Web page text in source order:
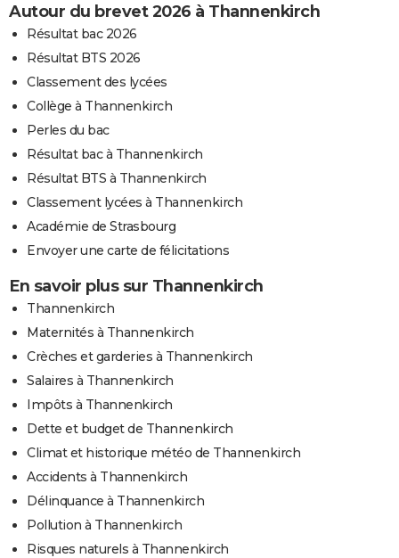
Autour du brevet 2026 à Thannenkirch
Résultat bac 2026
Résultat BTS 2026
Classement des lycées
Collège à Thannenkirch
Perles du bac
Résultat bac à Thannenkirch
Résultat BTS à Thannenkirch
Classement lycées à Thannenkirch
Académie de Strasbourg
Envoyer une carte de félicitations
En savoir plus sur Thannenkirch
Thannenkirch
Maternités à Thannenkirch
Crèches et garderies à Thannenkirch
Salaires à Thannenkirch
Impôts à Thannenkirch
Dette et budget de Thannenkirch
Climat et historique météo de Thannenkirch
Accidents à Thannenkirch
Délinquance à Thannenkirch
Pollution à Thannenkirch
Risques naturels à Thannenkirch